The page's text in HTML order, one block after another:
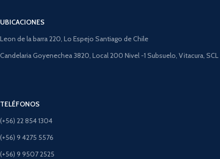
UBICACIONES
Leon de la barra 220, Lo Espejo Santiago de Chile
Candelaria Goyenechea 3820, Local 200 Nivel -1 Subsuelo, Vitacura, SCL
TELÉFONOS
(+56) 22 854 1304
(+56) 9 4275 5576
(+56) 9 9507 2525